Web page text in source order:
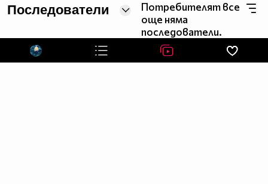
Последователи
Потребителят все
още няма
последователи.